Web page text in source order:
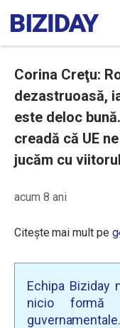
Corina Creţu:
dezastruoasă,
este deloc
creadă că UE
jucăm cu
acum 8 ani
Citește mai mult pe
Echipa Biziday
nicio formă